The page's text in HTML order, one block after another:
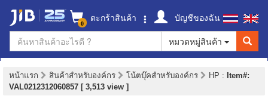
0 ตะกร้าสินค้า
บัญชีของฉัน
หมวดหมู่สินค้า
หน้าแรก สินค้าสำหรับองค์กร โน้ตบุ๊คสำหรับองค์กร HP : Item#:
VAL0212312060857 [ 3,513 view ]